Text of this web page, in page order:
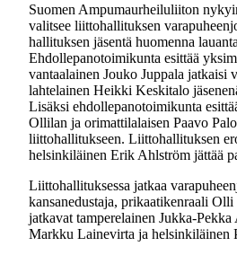
Suomen Ampumaurheiluliiton
valitsee liittohallituksen
hallituksen jäsentä huomenna
Ehdollepanotoimikunta esittää
vantaalainen Jouko Juppala jatkaisi
lahtelainen Heikki Keskitalo
Lisäksi ehdollepanotoimikunta
Ollilan ja orimattilalaisen Paavo
liittohallitukseen. Liittohallituksen
helsinkiläinen Erik Ahlström jättää
Liittohallituksessa jatkaa
kansanedustaja, prikaatikenraali Olli
jatkavat tamperelainen Jukka-
Markku Lainevirta ja helsinkiläinen